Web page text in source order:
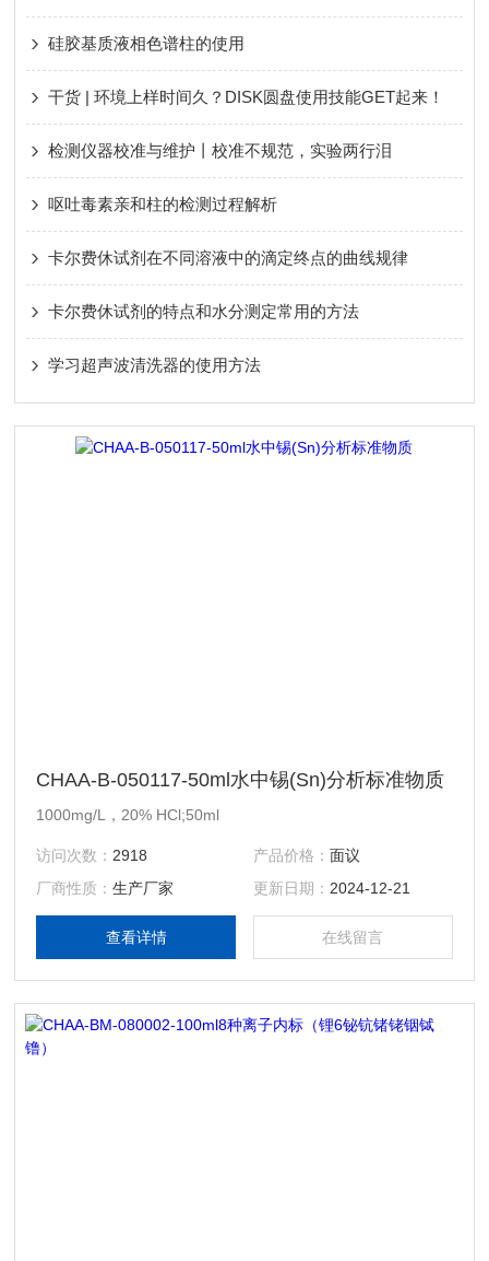
硅胶基质液相色谱柱的使用
干货 | 环境上样时间久？DISK圆盘使用技能GET起来！
检测仪器校准与维护丨校准不规范，实验两行泪
呕吐毒素亲和柱的检测过程解析
卡尔费休试剂在不同溶液中的滴定终点的曲线规律
卡尔费休试剂的特点和水分测定常用的方法
学习超声波清洗器的使用方法
CHAA-B-050117-50ml水中锡(Sn)分析标准物质
1000mg/L，20% HCl;50ml
访问次数： 2918 产品价格： 面议
厂商性质：生产厂家 更新日期： 2024-12-21
查看详情 在线留言